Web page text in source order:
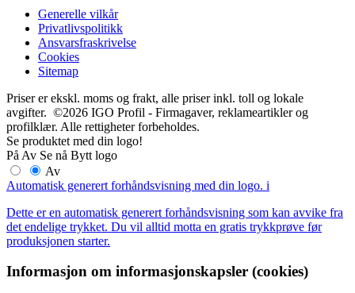
Generelle vilkår
Privatlivspolitikk
Ansvarsfraskrivelse
Cookies
Sitemap
Priser er ekskl. moms og frakt, alle priser inkl. toll og lokale
avgifter. ©2026 IGO Profil - Firmagaver, reklameartikler og
profilklær. Alle rettigheter forbeholdes.
Se produktet med din logo!
På Av Se nå Bytt logo
Av
Automatisk generert forhåndsvisning med din logo. i
Dette er en automatisk generert forhåndsvisning som kan avvike fra
det endelige trykket. Du vil alltid motta en gratis trykkprøve før
produksjonen starter.
Informasjon om informasjonskapsler (cookies)